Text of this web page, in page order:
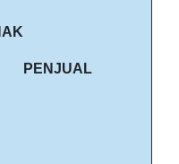
PENJUAL